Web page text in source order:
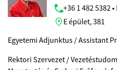
+36 1 482 5382
E épület, 381
Egyetemi Adjunktus / Assistant
Rektori Szervezet /